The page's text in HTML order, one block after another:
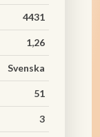
4431
1,26
Svenska
51
3